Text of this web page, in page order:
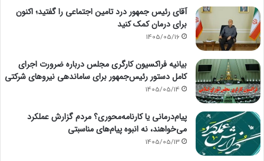
آقای رئیس جمهور درد تامین اجتماعی را گفتید؛ اکنون
برای درمان کمک کنید
1405/05/16
بیانیه فراکسیون کارگری مجلس درباره ضرورت اجرای
کامل دستور رئیس‌جمهور برای ساماندهی نیروهای شرکتی
1405/05/14
پیام‌درمانی یا کارنامه‌محوری؟ مردم گزارش عملکرد
می‌خواهند، نه انبوه پیام‌های مناسبتی
1405/05/13